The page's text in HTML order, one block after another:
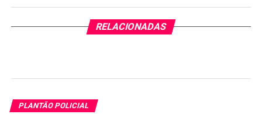
RELACIONADAS
PLANTÃO POLICIAL